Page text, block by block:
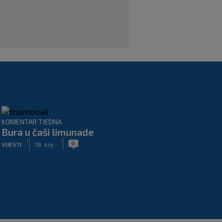
KOMENTAR TJEDNA
Bura u čaši limunade
VIJESTI
|
18. srp.
| 0